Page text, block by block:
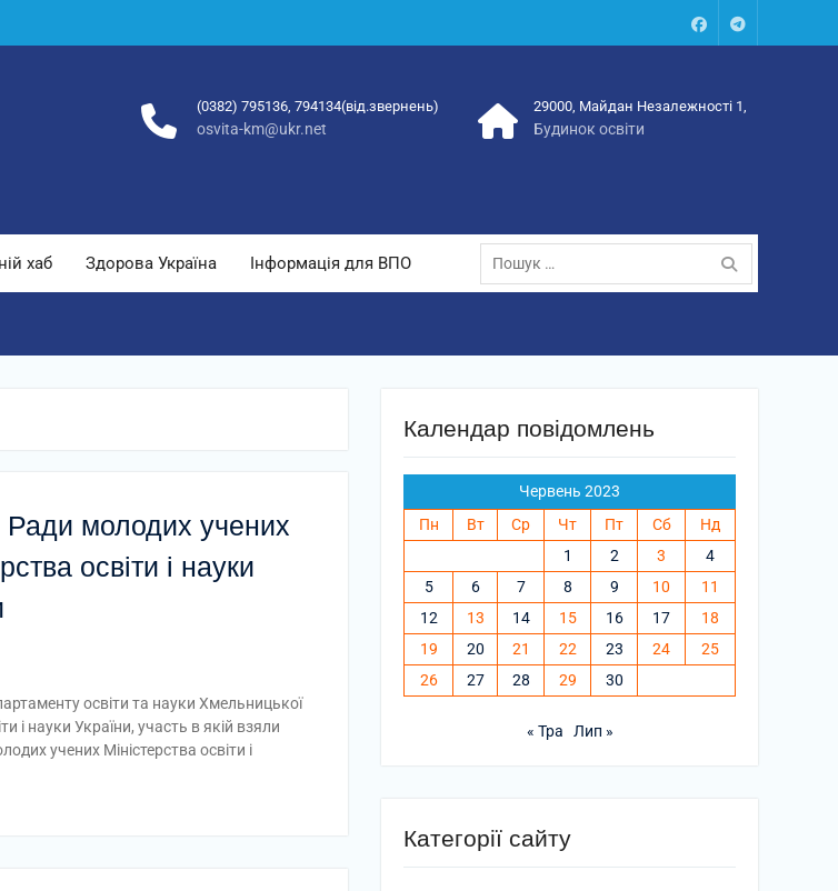
FacebookTalegram
(0382) 795136, 794134(від.звернень)
osvita-km@ukr.net
29000, Майдан Незалежності 1,
Будинок освіти
хаб Здорова Україна Інформація для ВПО
Пошук:
Ради молодих учених
освіти і науки
освіти та науки Хмельницької
і науки України, участь в якій взяли
учених Міністерства освіти і
Календар повідомлень
Червень 2023
Пн
Вт Ср Чт Пт Сб
Нд
1
2 3
4
5
6 7 8 9 10
11
12
13 14 15 16 17
18
19
20 21 22 23 24
25
26
27 28 29 30
« Тра Лип »
Категорії сайту